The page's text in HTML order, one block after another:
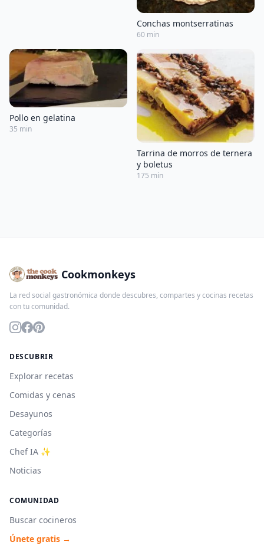
Conchas montserratinas
60 min
Pollo en gelatina
35 min
Tarrina de morros de ternera
y boletus
175 min
Cookmonkeys
La red social gastronómica donde descubres, compartes y cocinas recetas
con tu comunidad.
DESCUBRIR
Explorar recetas
Comidas y cenas
Desayunos
Categorías
Chef IA ✨
Noticias
COMUNIDAD
Buscar cocineros
Únete gratis →